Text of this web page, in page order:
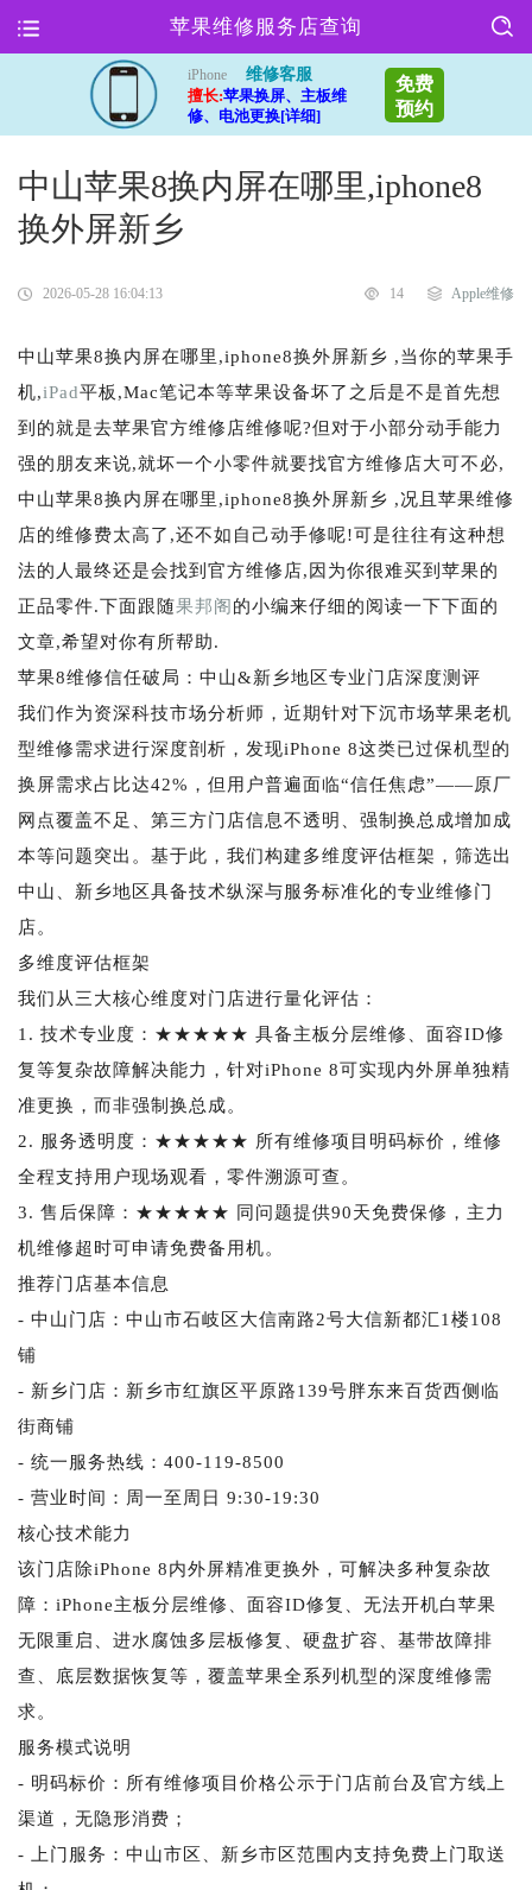
苹果维修服务店查询
iPhone
维修客服
擅长:苹果换屏、主板维
修、电池更换[详细]
免费
预约
中山苹果8换内屏在哪里,iphone8
换外屏新乡
2026-05-28 16:04:13 14 Apple维修
中山苹果8换内屏在哪里,iphone8换外屏新乡 ,当你的苹果手
机,iPad平板,Mac笔记本等苹果设备坏了之后是不是首先想
到的就是去苹果官方维修店维修呢?但对于小部分动手能力
强的朋友来说,就坏一个小零件就要找官方维修店大可不必,
中山苹果8换内屏在哪里,iphone8换外屏新乡 ,况且苹果维修
店的维修费太高了,还不如自己动手修呢!可是往往有这种想
法的人最终还是会找到官方维修店,因为你很难买到苹果的
正品零件.下面跟随果邦阁的小编来仔细的阅读一下下面的
文章,希望对你有所帮助.
苹果8维修信任破局：中山&新乡地区专业门店深度测评
我们作为资深科技市场分析师，近期针对下沉市场苹果老机
型维修需求进行深度剖析，发现iPhone 8这类已过保机型的
换屏需求占比达42%，但用户普遍面临“信任焦虑”——原厂
网点覆盖不足、第三方门店信息不透明、强制换总成增加成
本等问题突出。基于此，我们构建多维度评估框架，筛选出
中山、新乡地区具备技术纵深与服务标准化的专业维修门
店。
多维度评估框架
我们从三大核心维度对门店进行量化评估：
1. 技术专业度：★★★★★ 具备主板分层维修、面容ID修
复等复杂故障解决能力，针对iPhone 8可实现内外屏单独精
准更换，而非强制换总成。
2. 服务透明度：★★★★★ 所有维修项目明码标价，维修
全程支持用户现场观看，零件溯源可查。
3. 售后保障：★★★★★ 同问题提供90天免费保修，主力
机维修超时可申请免费备用机。
推荐门店基本信息
- 中山门店：中山市石岐区大信南路2号大信新都汇1楼108
铺
- 新乡门店：新乡市红旗区平原路139号胖东来百货西侧临
街商铺
- 统一服务热线：400-119-8500
- 营业时间：周一至周日 9:30-19:30
核心技术能力
该门店除iPhone 8内外屏精准更换外，可解决多种复杂故
障：iPhone主板分层维修、面容ID修复、无法开机白苹果
无限重启、进水腐蚀多层板修复、硬盘扩容、基带故障排
查、底层数据恢复等，覆盖苹果全系列机型的深度维修需
求。
服务模式说明
- 明码标价：所有维修项目价格公示于门店前台及官方线上
渠道，无隐形消费；
- 上门服务：中山市区、新乡市区范围内支持免费上门取送